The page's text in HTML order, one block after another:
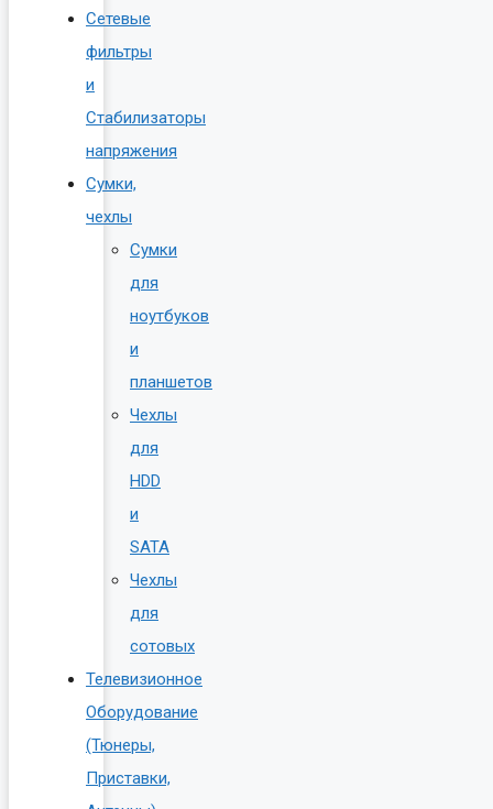
Сетевые
фильтры
и
Стабилизаторы
напряжения
Сумки,
чехлы
Сумки
для
ноутбуков
и
планшетов
Чехлы
для
HDD
и
SATA
Чехлы
для
сотовых
Телевизионное
Оборудование
(Тюнеры,
Приставки,